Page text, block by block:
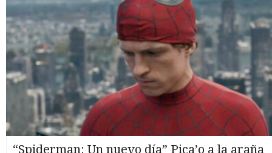
“Spiderman: Un nuevo día” Pica’o a la araña